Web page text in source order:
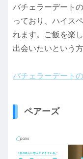
バチェラーデート
っており、ハイス
れます。ご飯を楽
出会いたいという
バチェラーデート
ペアーズ